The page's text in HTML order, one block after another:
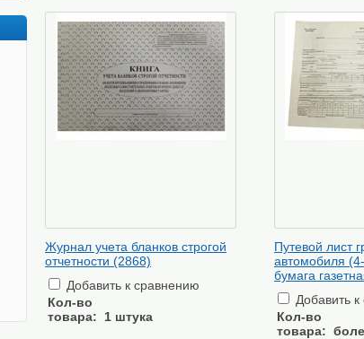
Журнал учета бланков строгой
отчетности (2868)
Добавить к сравнению
Кол-во
товара:
1 штука
Путевой лист
автомобиля
бумага
Добавить
Кол-во
товара: